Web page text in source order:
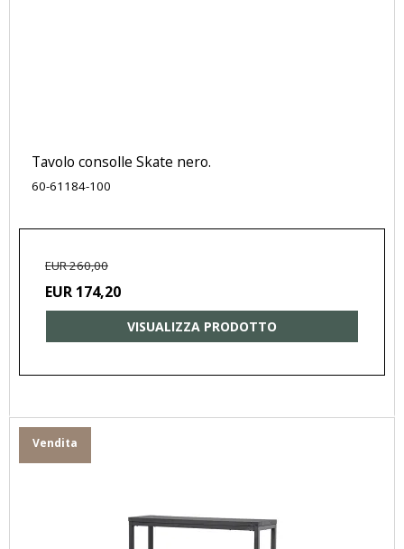
Tavolo consolle Skate nero.
60-61184-100
EUR 260,00
EUR 174,20
VISUALIZZA PRODOTTO
Vendita